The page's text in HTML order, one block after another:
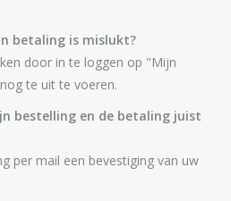
betaling is mislukt?
door in te loggen op "Mijn
te uit te voeren.
bestelling en de betaling juist
per mail een bevestiging van uw